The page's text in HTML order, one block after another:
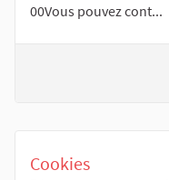
00Vous pouvez cont...
Cookies